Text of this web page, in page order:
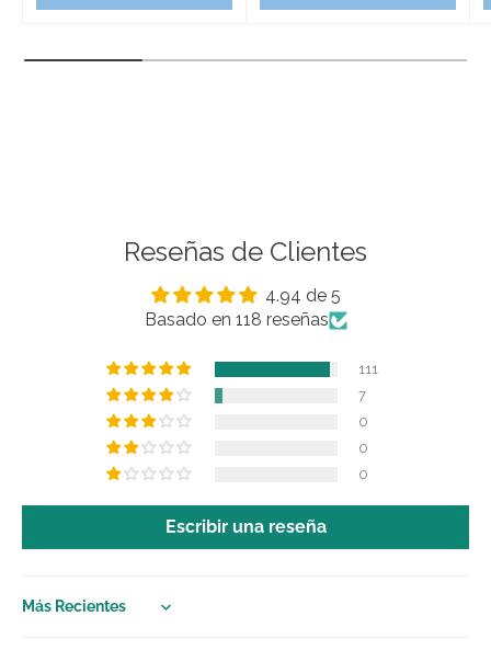
Reseñas de Clientes
4.94 de 5
Basado en 118 reseñas
111
7
0
0
0
Escribir una reseña
Sort by